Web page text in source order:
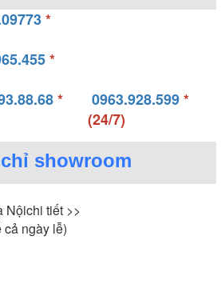
hút mùi Arber âm tủ
gắn tường:
có các kiểu dáng như
, kính thẳng, kính vát. So với
*
*
*
0963.928.599*
(24/7)
showroom
Nộichi tiết >>
cả ngày lễ)